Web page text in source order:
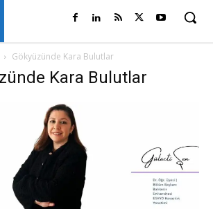
Gökyüzünde Kara Bulutlar
Kara Bulutlar